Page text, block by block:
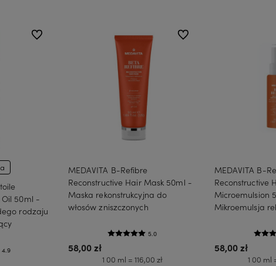
50ml -
rodzaju
4.9
do ulubionych
MEDAVITA B-Refibre
Reconstructive Hair Mask 50ml -
Maska rekonstrukcyjna do
włosów zniszczonych
5.0
58,00 zł
1 00 ml = 116,00 zł
do ulubionych
MEDAVITA B-
Reconstructive
Microemulsion
Mikroemulsja
58,00 zł
1 00 ml